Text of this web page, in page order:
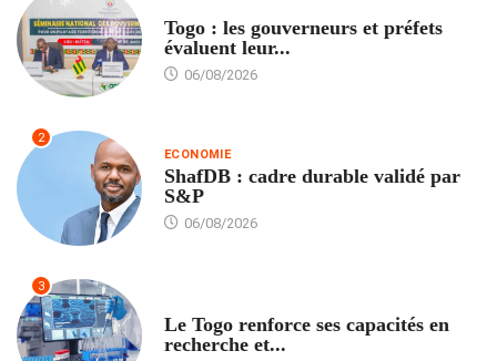
Togo : les gouverneurs et préfets
évaluent leur...
06/08/2026
2
ECONOMIE
ShafDB : cadre durable validé par
S&P
06/08/2026
3
Le Togo renforce ses capacités en
recherche et...